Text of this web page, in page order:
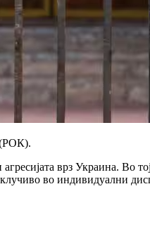
(РОК).
врз Украина. Во
во индивидуални